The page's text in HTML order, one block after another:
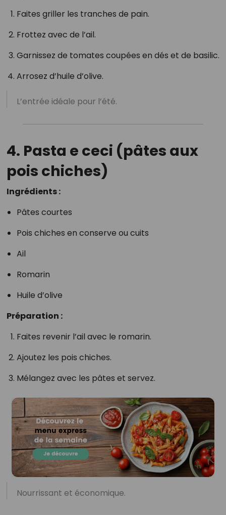
Faites griller les tranches de pain.
Frottez avec de l’ail.
Garnissez de tomates coupées en dés et de basilic.
Arrosez d’huile d’olive.
L’entrée idéale pour l’été.
4. Pasta e ceci (pâtes aux
pois chiches)
Ingrédients :
Pâtes courtes
Pois chiches en conserve ou cuits
Ail
Romarin
Huile d’olive
Préparation :
Faites revenir l’ail avec le romarin.
Ajoutez les pois chiches.
Mélangez avec les pâtes et servez.
Nourrissant et économique.